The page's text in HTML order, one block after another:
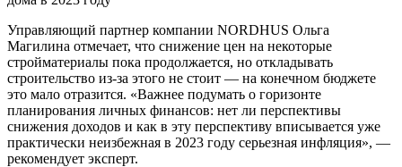
Управляющий партнер компании NORDHUS Ольга
Магилина отмечает, что снижение цен на некоторые
стройматериалы пока продолжается, но откладывать
строительство из-за этого не стоит — на конечном бюджете
это мало отразится. «Важнее подумать о горизонте
планирования личных финансов: нет ли перспективы
снижения доходов и как в эту перспективу вписывается уже
практически неизбежная в 2023 году серьезная инфляция», —
рекомендует эксперт.